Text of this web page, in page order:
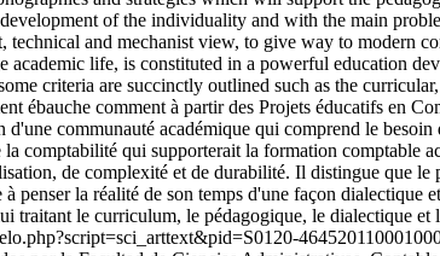
of the individuality and with the main
technical and mechanist view, to give way to modern
academic life, is constituted in a powerful education
criteria are succinctly outlined such as the
ébauche comment à partir des Projets éducatifs en
d'une communauté académique qui comprend le
comptabilité qui supporterait la formation comptable
de complexité et de durabilité. Il distingue que
penser la réalité de son temps d'une façon
traitant le curriculum, le pédagogique, le dialectique